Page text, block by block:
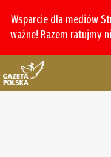
Wsparcie dla mediów
ważne! Razem ratujmy